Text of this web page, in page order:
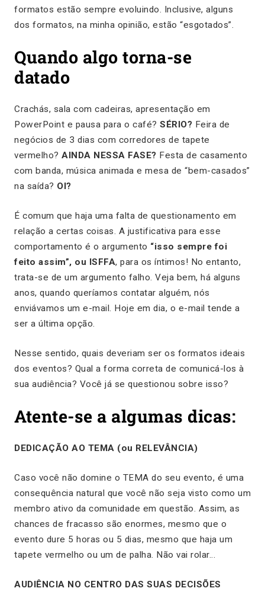
formatos estão sempre evoluindo. Inclusive, alguns
dos formatos, na minha opinião, estão “esgotados”.
Quando algo torna-se
datado
Crachás, sala com cadeiras, apresentação em
PowerPoint e pausa para o café? SÉRIO? Feira de
negócios de 3 dias com corredores de tapete
vermelho? AINDA NESSA FASE? Festa de casamento
com banda, música animada e mesa de “bem-casados”
na saída? OI?
É comum que haja uma falta de questionamento em
relação a certas coisas. A justificativa para esse
comportamento é o argumento “isso sempre foi
feito assim”, ou ISFFA, para os íntimos! No entanto,
trata-se de um argumento falho. Veja bem, há alguns
anos, quando queríamos contatar alguém, nós
enviávamos um e-mail. Hoje em dia, o e-mail tende a
ser a última opção.
Nesse sentido, quais deveriam ser os formatos ideais
dos eventos? Qual a forma correta de comunicá-los à
sua audiência? Você já se questionou sobre isso?
Atente-se a algumas dicas:
DEDICAÇÃO AO TEMA (ou RELEVÂNCIA)
Caso você não domine o TEMA do seu evento, é uma
consequência natural que você não seja visto como um
membro ativo da comunidade em questão. Assim, as
chances de fracasso são enormes, mesmo que o
evento dure 5 horas ou 5 dias, mesmo que haja um
tapete vermelho ou um de palha. Não vai rolar…
AUDIÊNCIA NO CENTRO DAS SUAS DECISÕES